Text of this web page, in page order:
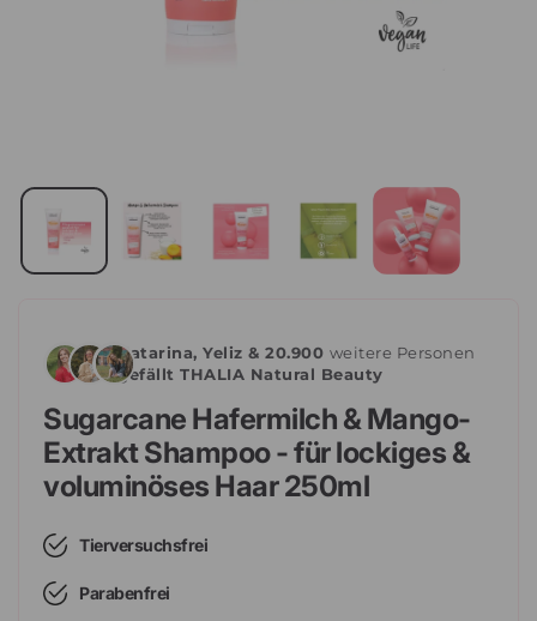
Katarina, Yeliz & 20.900 weitere Personen
gefällt THALIA Natural Beauty
Sugarcane Hafermilch & Mango-
Extrakt Shampoo - für lockiges &
voluminöses Haar 250ml
Tierversuchsfrei
Parabenfrei